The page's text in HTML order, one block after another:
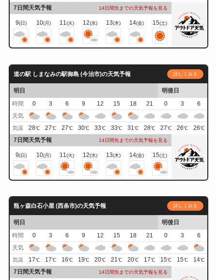
7日間天気予報 14日間先までの天気予報を見る
9(日) 10(月) 11(火) 12(水) 13(木) 14(金) 15(土)
道の駅 しまなみの駅御島 (今治市)の天気予報 詳しくみる
明日
明後日
時間
0 3 6 9 12 15 18 21 0 3
6
天気
気温 28℃ 27℃ 27℃ 30℃ 33℃ 33℃ 31℃ 28℃ 27℃ 26℃ 26℃
7日間天気予報 14日間先までの天気予報を見る
9(日) 10(月) 11 (火) 12(水) 13(木) 14(金) 15(土)
瓶ヶ森白石小屋 (西条市)の天気予報 詳しくみる
明日
明後日
時間
0 3 6 9 12 15 18 21 0 3
6
天気
気温 17℃ 17℃ 16℃ 19℃ 20℃ 21℃ 20℃ 17℃ 15℃ 15℃ 14℃
7日間天気予報 14日間先までの天気予報を見る